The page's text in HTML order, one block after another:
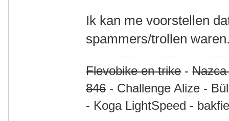
Ik kan me voorstellen
spammers/trollen
Flevobike en trike-
846- Challenge Alize -
- Koga LightSpeed -